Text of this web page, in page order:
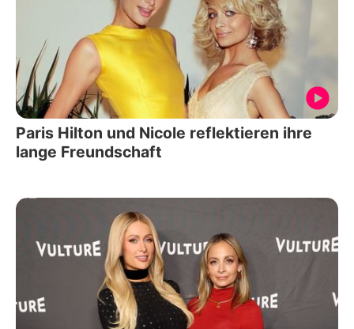
Paris Hilton und Nicole reflektieren ihre
lange Freundschaft